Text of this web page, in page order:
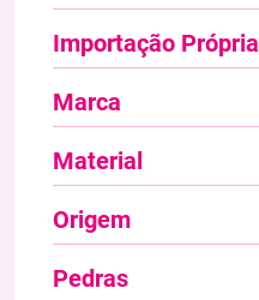
Importação Própria
Marca
Material
Origem
Pedras